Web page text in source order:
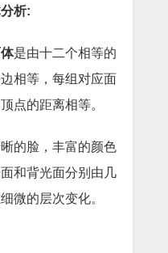
析:
是由十二个相等的
相等，每组对应面
点的距离相等。
的脸，丰富的颜色
和背光面分别由几
微的层次变化。